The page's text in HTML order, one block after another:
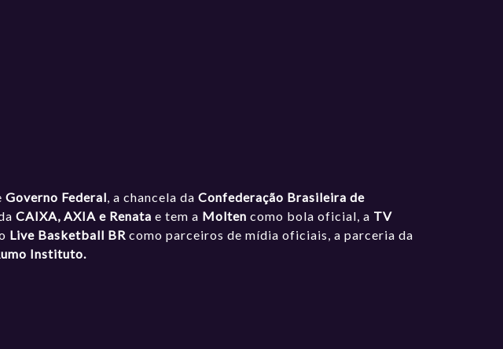
Governo Federal , a chancela daConfederação Brasileira de
CAIXA, AXIA e Renata e tem a Molten como bola oficial, a TV
Live Basketball BR como parceiros de mídia oficiais, a parceria da
Instituto.